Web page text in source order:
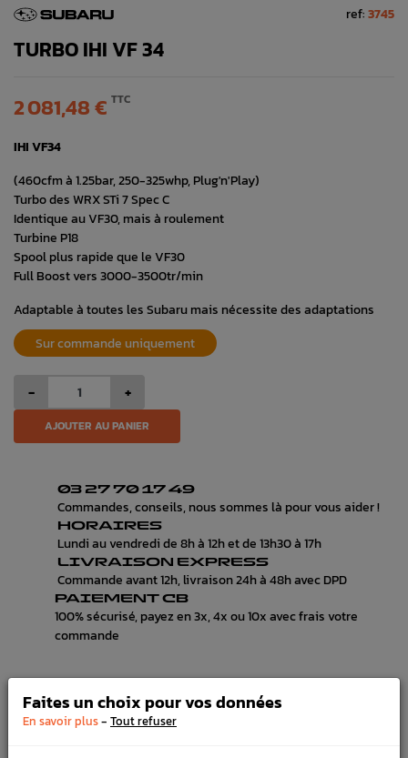
ref:3745
TURBO IHI VF 34
2 081,48 € TTC
IHI VF34
(460cfm à 1.25bar, 250-325whp, Plug'n'Play)
Turbo des WRX STi 7 Spec C
Identique au VF30, mais à roulement
Turbine P18
Spool plus rapide que le VF30
Full Boost vers 3000-3500tr/min
Adaptable à toutes les Subaru mais nécessite des adaptations
Sur commande uniquement
- +
AJOUTER AU PANIER
03 27 70 17 49
Commandes, conseils, nous sommes là pour vous aider !
HORAIRES
Lundi au vendredi de 8h à 12h et de 13h30 à 17h
LIVRAISON EXPRESS
Commande avant 12h, livraison 24h à 48h avec DPD
PAIEMENT CB
100% sécurisé, payez en 3x, 4x ou 10x avec frais votre
commande
DÉTAILS DU PRODUIT
Faites un choix pour vos données
En savoir plus- Tout refuser